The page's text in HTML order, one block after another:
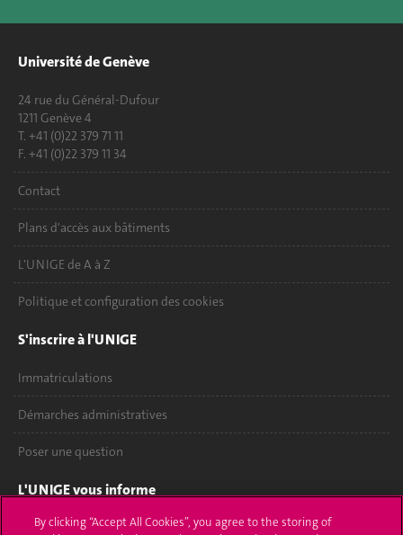
Université de Genève
24 rue du Général-Dufour
1211 Genève 4
T. +41 (0)22 379 71 11
F. +41 (0)22 379 11 34
Contact
Plans d'accès aux bâtiments
L'UNIGE de A à Z
Politique et configuration des cookies
S'inscrire à l'UNIGE
Immatriculations
Démarches administratives
Poser une question
L'UNIGE vous informe
UNIGE Mobile
By clicking “Accept All Cookies”, you agree to the storing of